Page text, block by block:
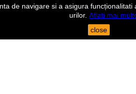
de navigare si a asigura
urilor. Aflati mai
close